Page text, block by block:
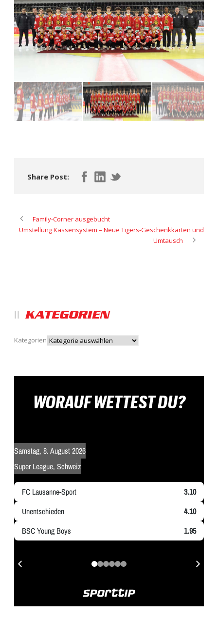
Share Post:
Family-Corner ausgebucht
Umstellung Kassensystem – Neue Tigers-Geschenkkarten und
Umtausch
KATEGORIEN
Kategorien